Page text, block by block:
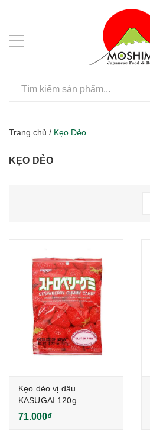
Trang chủ / Kẹo Dẻo
KẸO DẺO
Kẹo dẻo vị dâu
KASUGAI 120g
71.000₫